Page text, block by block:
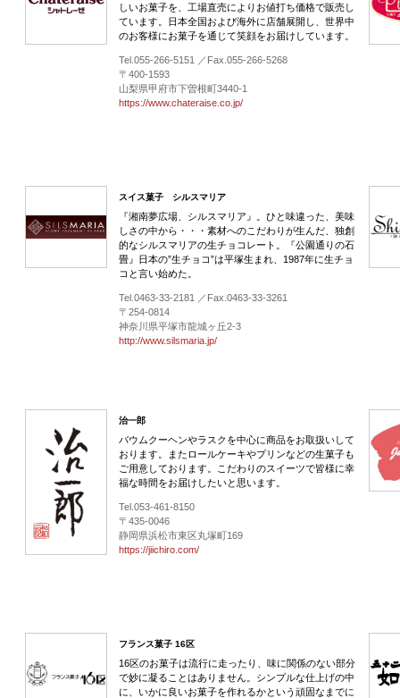
しいお菓子を、工場直売によりお値打ち価格で販売し
ています。日本全国および海外に店舗展開し、世界中
のお客様にお菓子を通じて笑顔をお届けしています。
Tel.055-266-5151 ／Fax.055-266-5268
〒400-1593
山梨県甲府市下曽根町3440-1
https://www.chateraise.co.jp/
スイス菓子 シルスマリア
『湘南夢広場、シルスマリア』。ひと味違った、美味
しさの中から・・・素材へのこだわりが生んだ、独創
的なシルスマリアの生チョコレート。『公園通りの石
畳』日本の”生チョコ”は平塚生まれ、1987年に生チョ
コと言い始めた。
Tel.0463-33-2181 ／Fax.0463-33-3261
〒254-0814
神奈川県平塚市龍城ヶ丘2-3
http://www.silsmaria.jp/
治一郎
バウムクーヘンやラスクを中心に商品をお取扱いして
おります。またロールケーキやプリンなどの生菓子も
ご用意しております。こだわりのスイーツで皆様に幸
福な時間をお届けしたいと思います。
Tel.053-461-8150
〒435-0046
静岡県浜松市東区丸塚町169
https://jiichiro.com/
フランス菓子 16区
16区のお菓子は流行に走ったり、味に関係のない部分
で妙に凝ることはありません。シンプルな仕上げの中
に、いかに良いお菓子を作れるかという頑固なまでに